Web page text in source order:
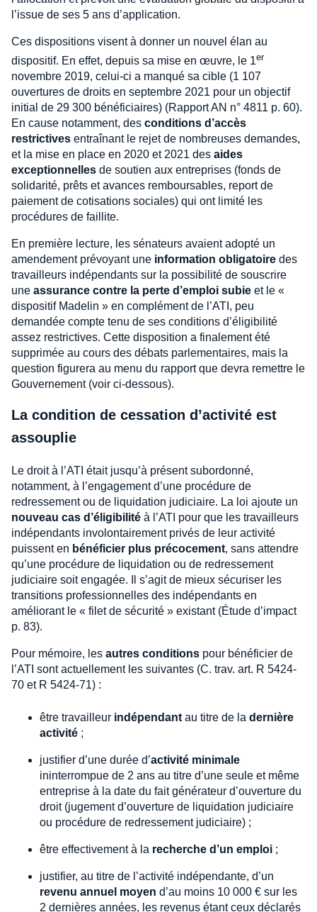
l’issue de ses 5 ans d’application.
Ces dispositions visent à donner un nouvel élan au
dispositif. En effet, depuis sa mise en œuvre, le 1er
novembre 2019, celui-ci a manqué sa cible (1 107
ouvertures de droits en septembre 2021 pour un objectif
initial de 29 300 bénéficiaires) (Rapport AN n° 4811 p. 60).
En cause notamment, des conditions d’accès
restrictives entraînant le rejet de nombreuses demandes,
et la mise en place en 2020 et 2021 des aides
exceptionnelles de soutien aux entreprises (fonds de
solidarité, prêts et avances remboursables, report de
paiement de cotisations sociales) qui ont limité les
procédures de faillite.
En première lecture, les sénateurs avaient adopté un
amendement prévoyant une information obligatoire des
travailleurs indépendants sur la possibilité de souscrire
une assurance contre la perte d’emploi subie et le «
dispositif Madelin » en complément de l’ATI, peu
demandée compte tenu de ses conditions d’éligibilité
assez restrictives. Cette disposition a finalement été
supprimée au cours des débats parlementaires, mais la
question figurera au menu du rapport que devra remettre le
Gouvernement (voir ci-dessous).
La condition de cessation d’activité est
assouplie
Le droit à l’ATI était jusqu’à présent subordonné,
notamment, à l’engagement d’une procédure de
redressement ou de liquidation judiciaire. La loi ajoute un
nouveau cas d’éligibilité à l’ATI pour que les travailleurs
indépendants involontairement privés de leur activité
puissent en bénéficier plus précocement, sans attendre
qu’une procédure de liquidation ou de redressement
judiciaire soit engagée. Il s’agit de mieux sécuriser les
transitions professionnelles des indépendants en
améliorant le « filet de sécurité » existant (Étude d’impact
p. 83).
Pour mémoire, les autres conditions pour bénéficier de
l’ATI sont actuellement les suivantes (C. trav. art. R 5424-
70 et R 5424-71) :
être travailleur indépendant au titre de la dernière
activité ;
justifier d’une durée d’activité minimale
ininterrompue de 2 ans au titre d’une seule et même
entreprise à la date du fait générateur d’ouverture du
droit (jugement d’ouverture de liquidation judiciaire
ou procédure de redressement judiciaire) ;
être effectivement à la recherche d’un emploi ;
justifier, au titre de l’activité indépendante, d’un
revenu annuel moyen d’au moins 10 000 € sur les
2 dernières années, les revenus étant ceux déclarés